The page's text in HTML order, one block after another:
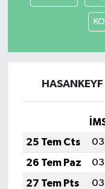
25 Tem Cts
26 Tem Paz
27 Tem Pts